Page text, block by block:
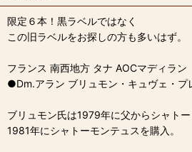
限定６本！黒ラベルではなく
この旧ラベルをお探しの方も多いはず。
フランス 南西地方 タナ AOCマディラン
●Dm.アラン ブリュモン・キュヴェ・プ
ブリュモン氏は1979年に父からシャト
1981年にシャトーモンテュスを購入。